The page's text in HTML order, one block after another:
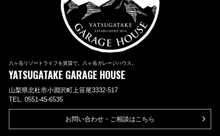
八ヶ岳リゾートライフを賃貸で。八ヶ岳ガレージハウス。
YATSUGATAKE GARAGE HOUSE
山梨県北杜市小淵沢町上笹尾3332-517
TEL. 0551-45-6535
お問い合わせ・ご相談はこちら